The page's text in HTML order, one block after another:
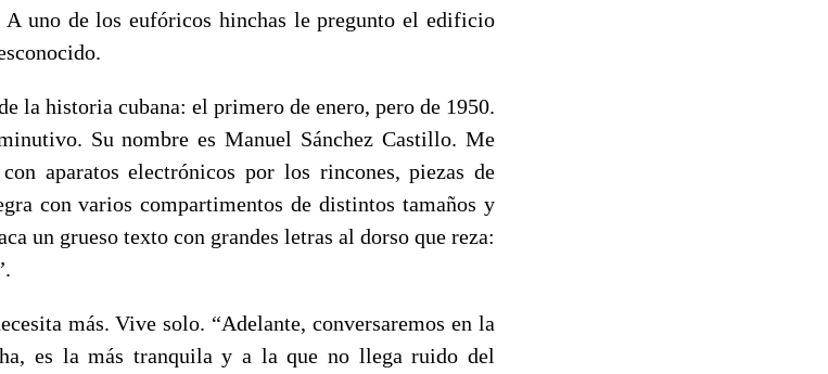
A uno de los eufóricos hinchas le pregunto el edificio
la historia cubana: el primero de enero, pero de 1950.
Su nombre es Manuel Sánchez Castillo. Me
aparatos electrónicos por los rincones, piezas de
con varios compartimentos de distintos tamaños y
un grueso texto con grandes letras al dorso que reza:
más. Vive solo. “Adelante, conversaremos en la
es la más tranquila y a la que no llega ruido del